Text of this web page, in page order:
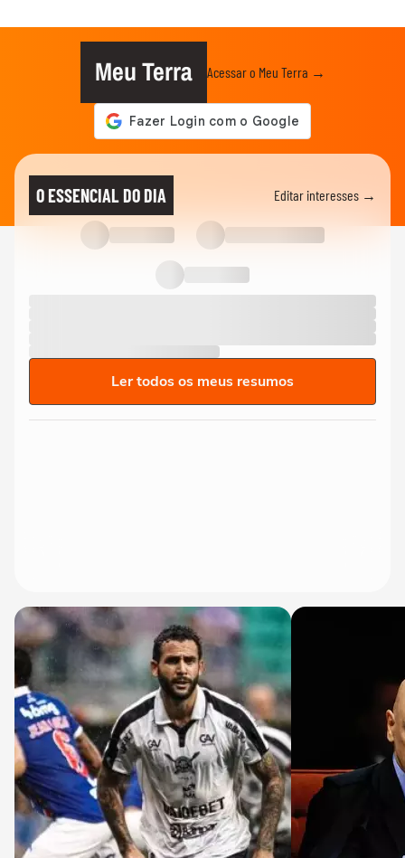
Meu Terra Acessar o Meu Terra →
O ESSENCIAL DO DIA Editar interesses →
Ler todos os meus resumos